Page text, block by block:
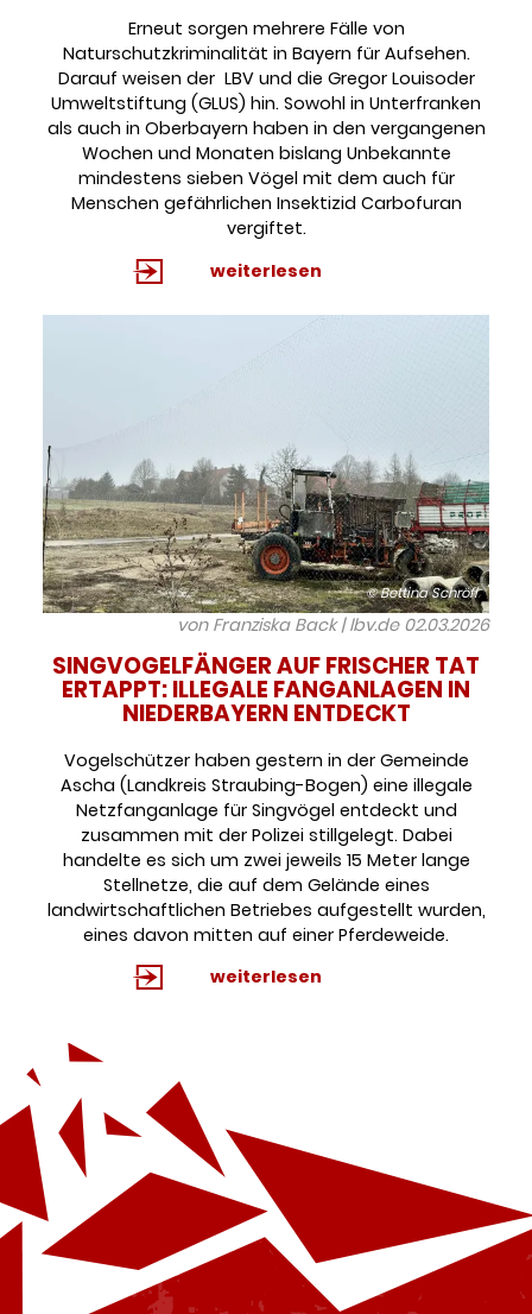
Erneut sorgen mehrere Fälle von
Naturschutzkriminalität in Bayern für Aufsehen.
Darauf weisen der LBV und die Gregor Louisoder
Umweltstiftung (GLUS) hin. Sowohl in Unterfranken
als auch in Oberbayern haben in den vergangenen
Wochen und Monaten bislang Unbekannte
mindestens sieben Vögel mit dem auch für
Menschen gefährlichen Insektizid Carbofuran
vergiftet.
weiterlesen
© Bettina Schröfl
von Franziska Back | lbv.de 02.03.2026
SINGVOGELFÄNGER AUF FRISCHER TAT
ERTAPPT: ILLEGALE FANGANLAGEN IN
NIEDERBAYERN ENTDECKT
Vogelschützer haben gestern in der Gemeinde
Ascha (Landkreis Straubing-Bogen) eine illegale
Netzfanganlage für Singvögel entdeckt und
zusammen mit der Polizei stillgelegt. Dabei
handelte es sich um zwei jeweils 15 Meter lange
Stellnetze, die auf dem Gelände eines
landwirtschaftlichen Betriebes aufgestellt wurden,
eines davon mitten auf einer Pferdeweide.
weiterlesen